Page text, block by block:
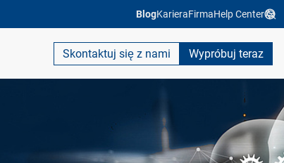
BlogKarieraFirmaHelp Center
Skontaktuj się z nami Wypróbuj teraz